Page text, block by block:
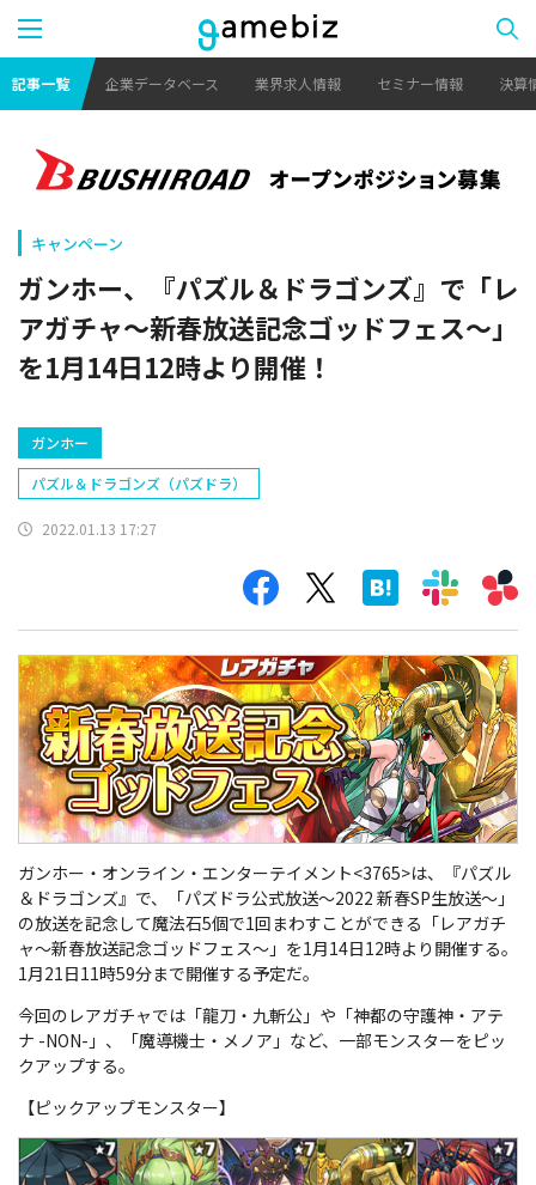
記事一覧 企業データベース 業界求人情報 セミナー情報 決算
キャンペーン
ガンホー、『パズル＆ドラゴンズ』で「レ
アガチャ～新春放送記念ゴッドフェス～」
を1月14日12時より開催！
ガンホー
パズル＆ドラゴンズ（パズドラ）
2022.01.13 17:27
ガンホー・オンライン・エンターテイメント<3765>は、『パズル
＆ドラゴンズ』で、「パズドラ公式放送～2022 新春SP生放送～」
の放送を記念して魔法石5個で1回まわすことができる「レアガチ
ャ～新春放送記念ゴッドフェス～」を1月14日12時より開催する。
1月21日11時59分まで開催する予定だ。
今回のレアガチャでは「龍刀・九斬公」や「神都の守護神・アテ
ナ -NON-」、「魔導機士・メノア」など、一部モンスターをピッ
クアップする。
【ピックアップモンスター】